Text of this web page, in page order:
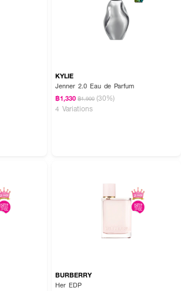
KYLIE
Jenner 2.0 Eau de Parfum
฿1,330 ฿1,900 (30%)
4 Variations
BURBERRY
Her EDP